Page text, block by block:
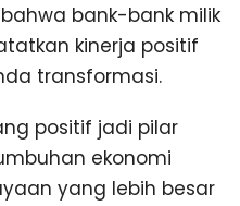
bank-bank milik
kinerja positif
transformasi.
positif jadi pilar
ekonomi
yang lebih besar